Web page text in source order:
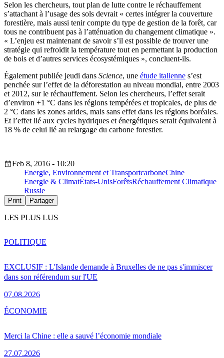
Selon les chercheurs, tout plan de lutte contre le réchauffement
s’attachant à l’usage des sols devrait « certes intégrer la couverture
forestière, mais aussi tenir compte du type de gestion de la forêt, car
tous ne contribuent pas à l’atténuation du changement climatique ».
« L’enjeu est maintenant de savoir s’il est possible de trouver une
stratégie qui refroidit la température tout en permettant la production
de bois et d’autres services écosystémiques », concluent-ils.
Également publiée jeudi dans Science, une étude italienne s’est
penchée sur l’effet de la déforestation au niveau mondial, entre 2003
et 2012, sur le réchauffement. Selon les chercheurs, l’effet serait
d’environ +1 °C dans les régions tempérées et tropicales, de plus de
2 °C dans les zones arides, mais sans effet dans les régions boréales.
Et l’effet lié aux cycles hydriques et énergétiques serait équivalent à
18 % de celui lié au relargage du carbone forestier.
Feb 8, 2016 - 10:20
Energie, Environnement et TransportcarboneChine
Energie & ClimatÉtats-UnisForêtsRéchauffement Climatique
Russie
Print Partager
LES PLUS LUS
EXCLUSIF : L'Islande demande à Bruxelles de ne pas s'immiscer
dans son référendum sur l'UE
07.08.2026
POLITIQUE
Merci la Chine : elle a sauvé l’économie mondiale
27.07.2026
ÉCONOMIE